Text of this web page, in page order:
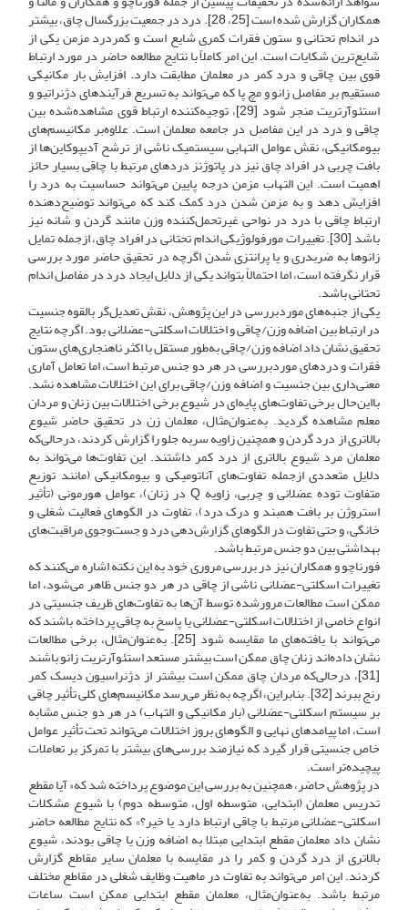
همکاران گزارش شده است [25، 28]. درد در جمعیت بزرگسال چاق، بیشتر
در اندام تحتانی و ستون فقرات کمری شایع است و کمردرد مزمن یکی از
شایع‌ترین شکایات است. این امر کاملاً با نتایج مطالعه حاضر در مورد ارتباط
قوی بین چاقی و درد کمر در معلمان مطابقت دارد. افزایش بار مکانیکی
مستقیم بر مفاصل زانو و مچ پا که می‌تواند به تسریع فرآیندهای دژنراتیو و
استئوآرتریت منجر شود [29]، توجیه‌کننده ارتباط قوی مشاهده‌شده بین
چاقی و درد در این مفاصل در جامعه معلمان است. علاوه‌بر مکانیسم‌های
بیومکانیکی، نقش عوامل التهابی سیستمیک ناشی از ترشح آدیپوکاین‌ها از
بافت چربی در افراد چاق نیز در پاتوژنز دردهای مرتبط با چاقی بسیار حائز
اهمیت است. این التهاب مزمن درجه پایین می‌تواند حساسیت به درد را
افزایش دهد و به مزمن شدن درد کمک کند که می‌تواند توضیح‌دهنده
ارتباط چاقی با درد در نواحی غیرتحمل‌کننده وزن مانند گردن و شانه نیز
باشد [30]. تغییرات مورفولوژیکی اندام تحتانی در افراد چاق، ازجمله تمایل
زانوها به ضربدری و یا پرانتزی شدن اگرچه در تحقیق حاضر مورد بررسی
قرار نگرفته است، اما احتمالاً بتواند یکی از دلایل ایجاد درد در مفاصل اندام
تحتانی باشد.
یکی از جنبه‌های موردبررسی در این پژوهش، نقش تعدیل‌گر بالقوه جنسیت
در ارتباط بین اضافه وزن/چاقی و اختلالات اسکلتی-عضلانی بود. اگرچه نتایج
تحقیق نشان داد اضافه وزن/چاقی به‌طور مستقل با اکثر ناهنجاری‌های ستون
فقرات و دردهای موردبررسی در هر دو جنس مرتبط است، اما تعامل آماری
معنی‌داری بین جنسیت و اضافه وزن/چاقی برای این اختلالات مشاهده نشد.
بااین‌حال برخی تفاوت‌های پایه‌ای در شیوع برخی اختلالات بین زنان و مردان
معلم مشاهده گردید. به‌عنوان‌مثال، معلمان زن در تحقیق حاضر شیوع
بالاتری از درد گردن و همچنین زاویه سربه جلو را گزارش کردند، درحالی‌که
معلمان مرد شیوع بالاتری از درد کمر داشتند. این تفاوت‌ها می‌تواند به
دلایل متعددی ازجمله تفاوت‌های آناتومیکی و بیومکانیکی (مانند توزیع
متفاوت توده عضلانی و چربی، زاویه Q در زنان)، عوامل هورمونی (تأثیر
استروژن بر بافت همبند و درک درد)، تفاوت در الگوهای فعالیت شغلی و
خانگی، و حتی تفاوت در الگوهای گزارش‌دهی درد و جست‌وجوی مراقبت‌های
بهداشتی بین دو جنس مرتبط باشد.
فورناچو و همکاران نیز در بررسی مروری خود به این نکته اشاره می‌کنند که
تغییرات اسکلتی-عضلانی ناشی از چاقی در هر دو جنس ظاهر می‌شود، اما
ممکن است مطالعات مرورشده توسط آن‌ها به تفاوت‌های ظریف جنسیتی در
انواع خاصی از اختلالات اسکلتی-عضلانی یا پاسخ به چاقی پرداخته باشند که
می‌تواند با یافته‌های ما مقایسه شود [25]. به‌عنوان‌مثال، برخی مطالعات
نشان داده‌اند زنان چاق ممکن است بیشتر مستعد استئوآرتریت زانو باشند
[31]، درحالی‌که مردان چاق ممکن است بیشتر از دژنراسیون دیسک کمر
رنج ببرند [32]. بنابراین، اگرچه به نظر می‌رسد مکانیسم‌های کلی تأثیر چاقی
بر سیستم اسکلتی-عضلانی (بار مکانیکی و التهاب) در هر دو جنس مشابه
است، اما پیامدهای نهایی و الگوهای بروز اختلالات می‌تواند تحت تأثیر عوامل
خاص جنسیتی قرار گیرد که نیازمند بررسی‌های بیشتر با تمرکز بر تعاملات
پیچیده‌تر است.
در پژوهش حاضر، همچنین به بررسی این موضوع پرداخته شد که« آیا مقطع
تدریس معلمان (ابتدایی، متوسطه اول، متوسطه دوم) با شیوع مشکلات
اسکلتی-عضلانی مرتبط با چاقی ارتباط دارد یا خیر؟» که نتایج مطالعه حاضر
نشان داد معلمان مقطع ابتدایی مبتلا به اضافه وزن یا چاقی بودند، شیوع
بالاتری از درد گردن و کمر را در مقایسه با معلمان سایر مقاطع گزارش
کردند. این امر می‌تواند به تفاوت در ماهیت وظایف شغلی در مقاطع مختلف
مرتبط باشد. به‌عنوان‌مثال، معلمان مقطع ابتدایی ممکن است ساعات